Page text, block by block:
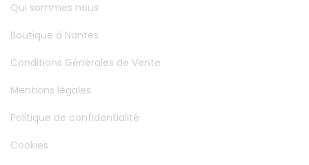
Qui sommes nous
Boutique à Nantes
Conditions Générales de Vente
Mentions légales
Politique de confidentialité
Cookies